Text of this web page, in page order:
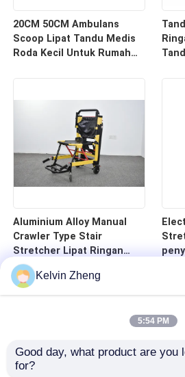
20CM 50CM Ambulans
Scoop Lipat Tandu Medis
Roda Kecil Untuk Rumah
Aluminium Alloy Manual
Crawler Type Stair
Stretcher Lipat Ringan
Untuk Transfer Pasien
Rumah Sakit
Kelvin Zheng
5:54 PM
Good day, what product are you
for?